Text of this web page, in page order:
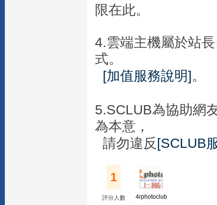
限在此。
4.雲端主機屬於站
式。
[加值服務說明]。
5.SCLUB為協助網
為本意，
請勿違反[SCLUB
1
評分人數 4rphotoclub